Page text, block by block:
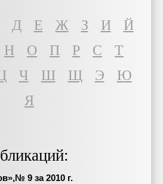
Д Е Ж З И
Й
Н О П Р С
Т
Ч Ш Щ Э
Ю
Я
9 за 2010 г.